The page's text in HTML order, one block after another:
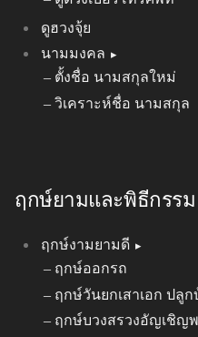
ดูฮวงจุ้ย
นามมงคล
ตั้งชื่อ นามสกุลใหม่
วิเคราะห์ชื่อ นามสกุล
ฤกษ์ยามและพิธีกรรม
ฤกษ์งามยามดี
ฤกษ์ออกรถ
ฤกษ์วันยกเสาเอก ปลู
ฤกษ์บวงสรวงอัญเชิญ